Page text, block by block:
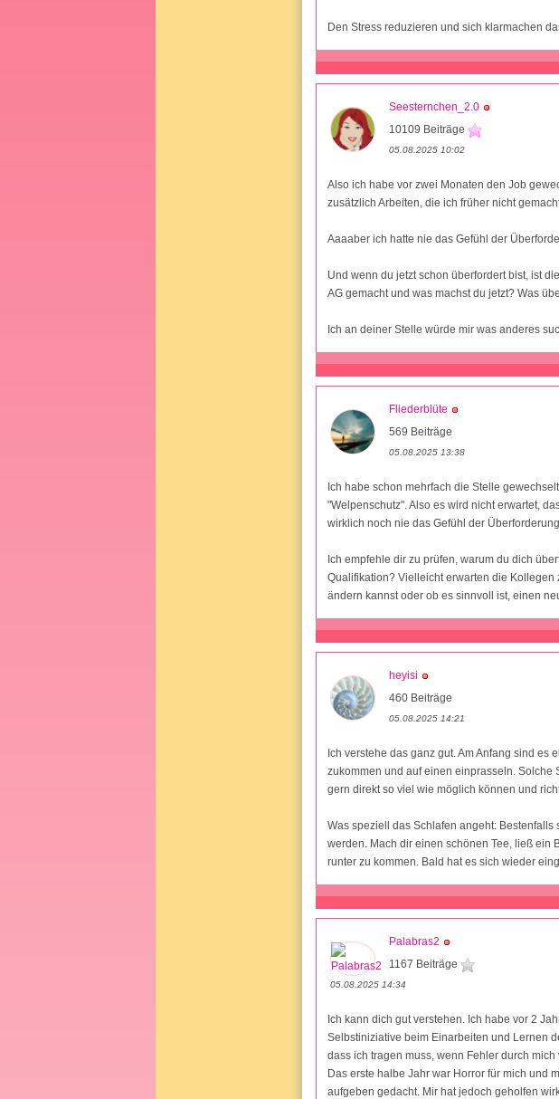
Den Stress reduzieren und sich klarmachen
Seesternchen_2.0
10109 Beiträge
05.08.2025 10:02
Also ich habe vor zwei Monaten den Job
zusätzlich Arbeiten, die ich früher nicht
Aaaaber ich hatte nie das Gefühl der
Und wenn du jetzt schon überfordert bist, ist
AG gemacht und was machst du jetzt? Was
Ich an deiner Stelle würde mir was anderes
Fliederblüte
569 Beiträge
05.08.2025 13:38
Ich habe schon mehrfach die Stelle
"Welpenschutz". Also es wird nicht erwartet,
wirklich noch nie das Gefühl der
Ich empfehle dir zu prüfen, warum du dich
Qualifikation? Vielleicht erwarten die
ändern kannst oder ob es sinnvoll ist, einen
heyisi
460 Beiträge
05.08.2025 14:21
Ich verstehe das ganz gut. Am Anfang sind
zukommen und auf einen einprasseln. Solche
gern direkt so viel wie möglich können und
Was speziell das Schlafen angeht:
werden. Mach dir einen schönen Tee, ließ ein
runter zu kommen. Bald hat es sich wieder
Palabras2
1167 Beiträge
05.08.2025 14:34
Ich kann dich gut verstehen. Ich habe vor 2
Selbstiniziative beim Einarbeiten und Lernen
dass ich tragen muss, wenn Fehler durch
Das erste halbe Jahr war Horror für mich und
aufgeben gedacht. Mir hat jedoch geholfen